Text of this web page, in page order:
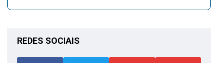
REDES SOCIAIS